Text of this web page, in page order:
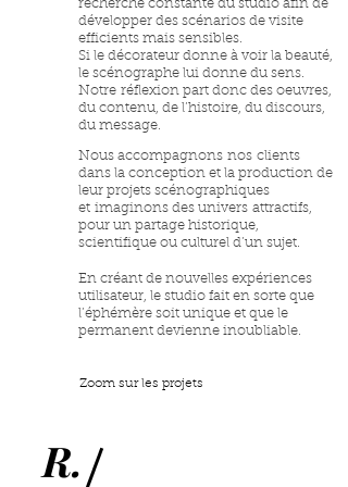
recherche constante du studio afin de
développer des scénarios de visite
efficients mais sensibles.
Si le décorateur donne à voir la beauté,
le scénographe lui donne du sens.
Notre réflexion part donc des oeuvres,
du contenu, de l’histoire, du discours,
du message.
Nous accompagnons nos clients
dans la conception et la production de
leur projets scénographiques
et imaginons des univers attractifs,
pour un partage historique,
scientifique ou culturel d’un sujet.
En créant de nouvelles expériences
utilisateur, le studio fait en sorte que
l’éphémère soit unique et que le
permanent devienne inoubliable.
Zoom sur les projets
R.